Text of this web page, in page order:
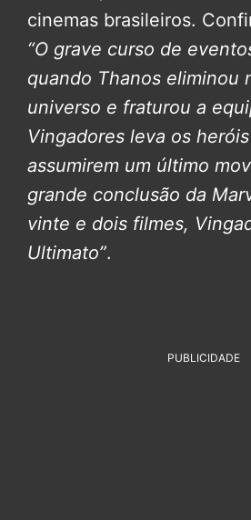
cinemas brasileiros.
“O grave curso de
quando Thanos eliminou
universo e fraturou a
Vingadores leva os
assumirem um último
grande conclusão da
vinte e dois filmes,
Ultimato”.
PUBLICIDADE